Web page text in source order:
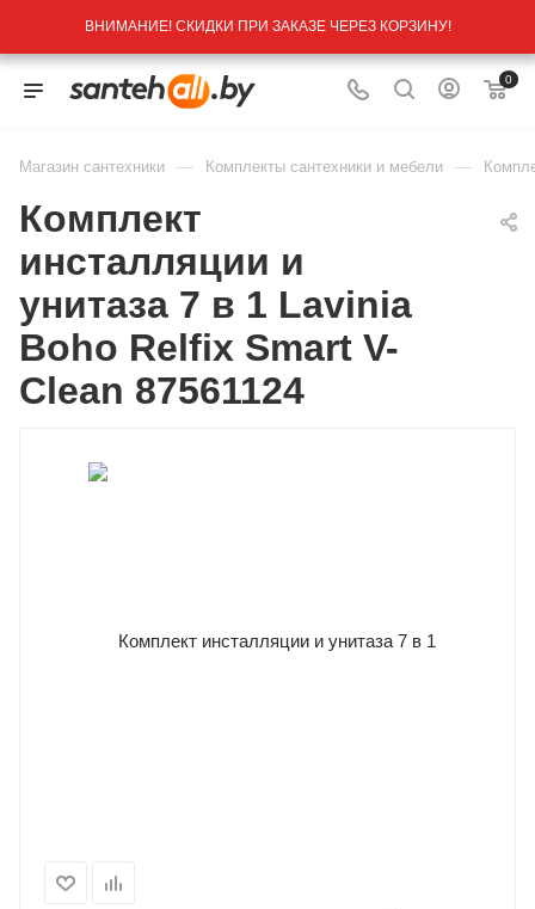
ВНИМАНИЕ! СКИДКИ ПРИ ЗАКАЗЕ ЧЕРЕЗ КОРЗИНУ!
0
Магазин сантехники — Комплекты сантехники и мебели —
Комплект
инсталляции и
унитаза 7 в 1 Lavinia
Boho Relfix Smart V-
Clean 87561124